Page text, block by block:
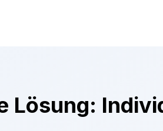
Lösung: